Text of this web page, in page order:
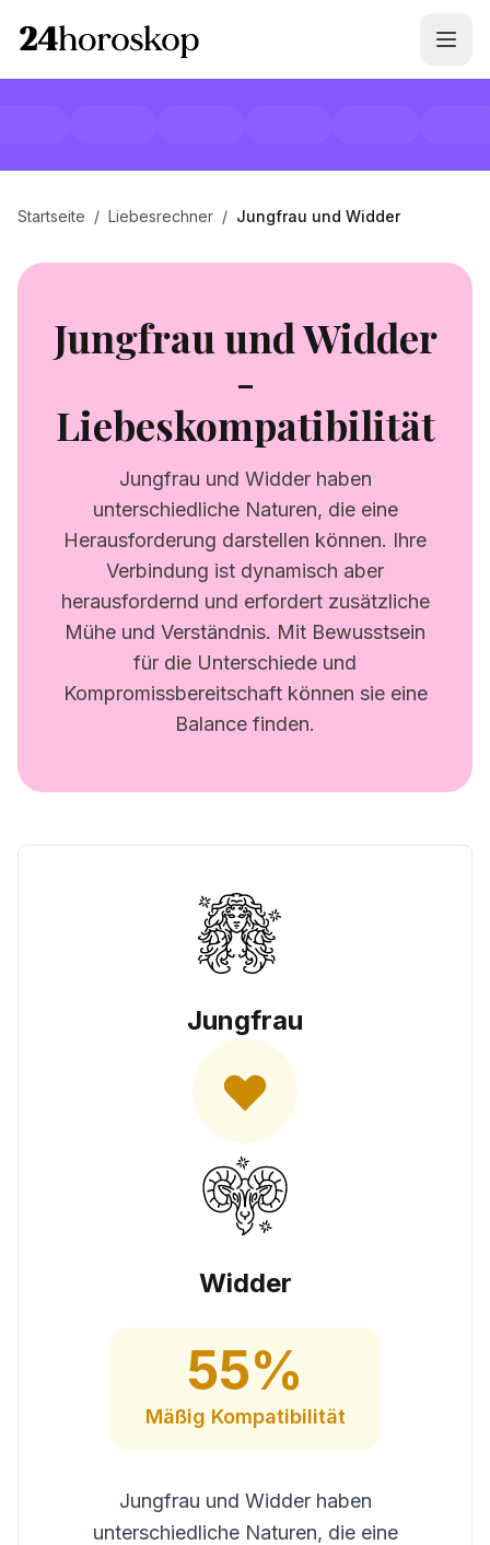
Startseite / Liebesrechner / Jungfrau und Widder
Jungfrau und Widder
-
Liebeskompatibilität
Jungfrau und Widder haben
unterschiedliche Naturen, die eine
Herausforderung darstellen können. Ihre
Verbindung ist dynamisch aber
herausfordernd und erfordert zusätzliche
Mühe und Verständnis. Mit Bewusstsein
für die Unterschiede und
Kompromissbereitschaft können sie eine
Balance finden.
Jungfrau
Widder
55%
Mäßig Kompatibilität
Jungfrau und Widder haben
unterschiedliche Naturen, die eine